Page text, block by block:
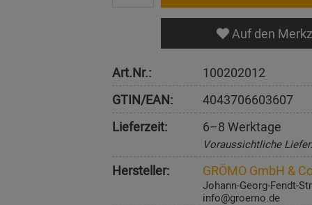
Auf den
Art.Nr.:
100202012
GTIN/EAN:
4043706603607
Lieferzeit:
6–8 Werktage
Voraussichtliche
Hersteller: GRÖMO GmbH &
Johann-Georg-Fendt-
info@groemo.de